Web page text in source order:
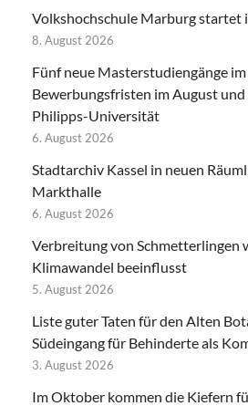
Volkshochschule Marburg startet
8. August 2026
Fünf neue Masterstudiengänge
Bewerbungsfristen im August
Philipps-Universität
6. August 2026
Stadtarchiv Kassel in neuen
Markthalle
6. August 2026
Verbreitung von Schmetterlingen
Klimawandel beeinflusst
5. August 2026
Liste guter Taten für den Alten
Südeingang für Behinderte als
3. August 2026
Im Oktober kommen die Kiefern